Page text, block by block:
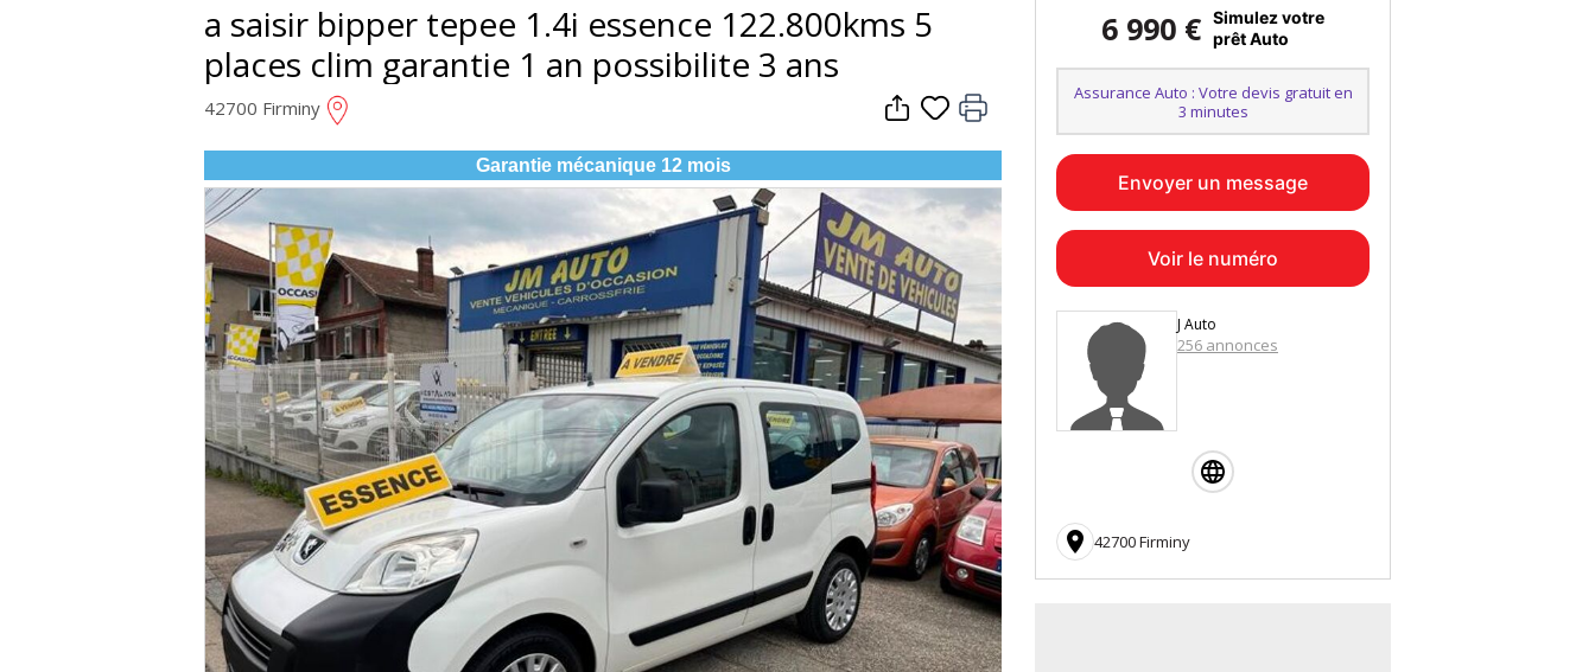
a saisir bipper tepee 1.4i essence 122.800kms 5
places clim garantie 1 an possibilite 3 ans
42700 Firminy
Garantie mécanique 12 mois
6 990 € Simulez votre
prêt Auto
Assurance Auto : Votre devis gratuit en
3 minutes
Envoyer un message
Voir le numéro
J Auto
256 annonces
 42700 Firminy